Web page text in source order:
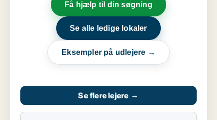
Få hjælp til din søgning
Se alle ledige lokaler
Eksempler på udlejere →
Se flere lejere →